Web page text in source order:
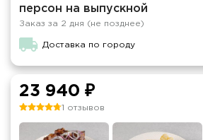
персон на выпускной
Заказ за 2 дня (не позднее)
Доставка по городу
23 940 ₽
1 отзывов